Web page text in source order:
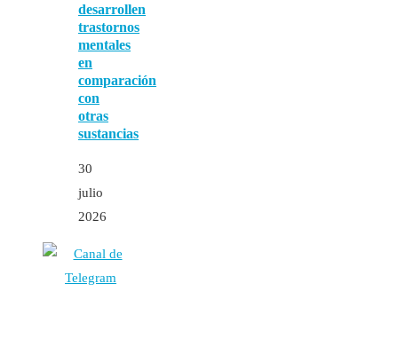
desarrollen
trastornos
mentales
en
comparación
con
otras
sustancias
30
julio
2026